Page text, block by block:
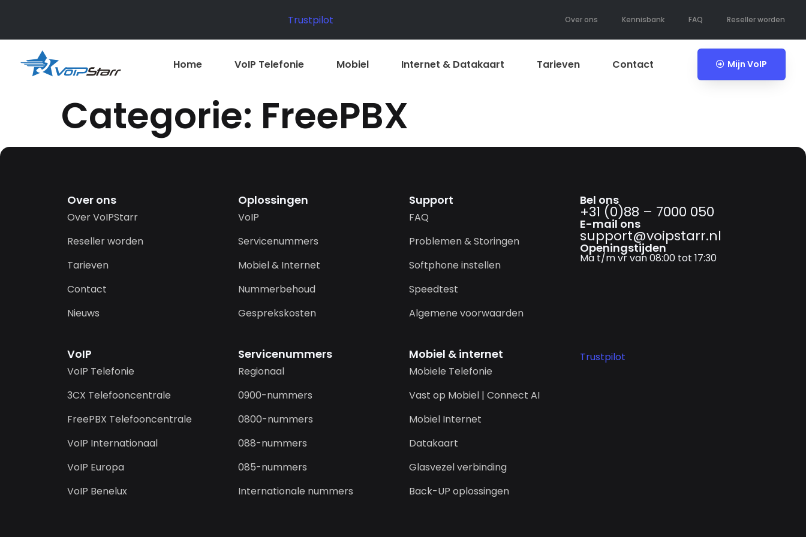
Trustpilot Over ons Kennisbank FAQ Reseller worden
Home VoIP Telefonie Mobiel Internet & Datakaart Tarieven Contact Mijn VoIP
Categorie: FreePBX
Over ons
Over VoIPStarr
Reseller worden
Tarieven
Contact
Nieuws
Oplossingen
VoIP
Servicenummers
Mobiel & Internet
Nummerbehoud
Gesprekskosten
Support
FAQ
Problemen & Storingen
Softphone instellen
Speedtest
Algemene voorwaarden
Bel ons
+31 (0)88 – 7000 050
E-mail ons
support@­voipstarr.nl
Openingstijden
Ma t/m vr van 08:00 tot 17:30
VoIP
VoIP Telefonie
3CX Telefooncentrale
FreePBX Telefooncentrale
VoIP Internationaal
VoIP Europa
VoIP Benelux
Servicenummers
Regionaal
0900-nummers
0800-nummers
088-nummers
085-nummers
Internationale nummers
Mobiel & internet
Mobiele Telefonie
Vast op Mobiel | Connect AI
Mobiel Internet
Datakaart
Glasvezel verbinding
Back-UP oplossingen
Trustpilot